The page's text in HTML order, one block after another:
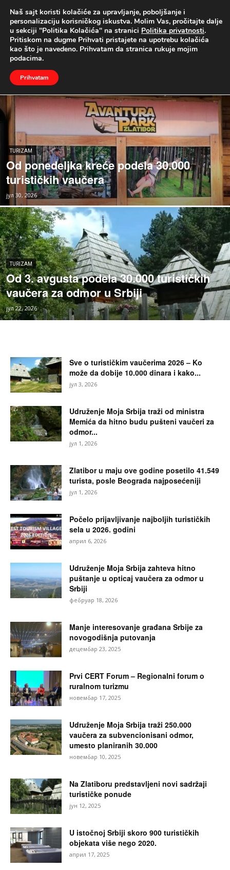
UŽIVO
Naslovna Turizam
TURIZAM
Aktuelnosti iz Čajetine
TURIZAM
Od ponedeljka kreće podela 30.000
turističkih vaučera
јул 30, 2026
TURIZAM
Od 3. avgusta podela 30.000 turističkih
vaučera za odmor u Srbiji
јул 22, 2026
Sve o turističkim vaučerima 2026 – Ko
može da dobije 10.000 dinara i kako...
јул 3, 2026
Udruženje Moja Srbija traži od ministra
Memića da hitno budu pušteni vaučeri za
odmor...
јул 1, 2026
Zlatibor u maju ove godine posetilo 41.549
turista, posle Beograda najposećeniji
јул 1, 2026
Počelo prijavljivanje najboljih turističkih
sela u 2026. godini
април 6, 2026
Udruženje Moja Srbija zahteva hitno
puštanje u opticaj vaučera za odmor u
Srbiji
фебруар 18, 2026
Manje interesovanje građana Srbije za
novogodišnja putovanja
децембар 23, 2025
Prvi CERT Forum – Regionalni forum o
ruralnom turizmu
новембар 17, 2025
Udruženje Moja Srbija traži 250.000
vaučera za subvencionisani odmor,
umesto planiranih 30.000
новембар 10, 2025
Na Zlatiboru predstavljeni novi sadržaji
turističke ponude
јун 12, 2025
U istočnoj Srbiji skoro 900 turističkih
objekata više nego 2020.
април 17, 2025
Naš sajt koristi kolačiće za upravljanje, poboljšanje i
personalizaciju korisničkog iskustva. Molim Vas, pročitajte dalje
u sekciji "Politika Kolačića" na stranici Politika privatnosti.
Pritiskom na dugme Prihvati pristajete na upotrebu kolačića
kao što je navedeno. Prihvatam da stranica rukuje mojim
podacima.
Prihvatam